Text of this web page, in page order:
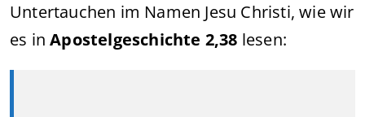
Untertauchen im Namen Jesu Christi, wie wir
es inApostelgeschichte 2,38 lesen: